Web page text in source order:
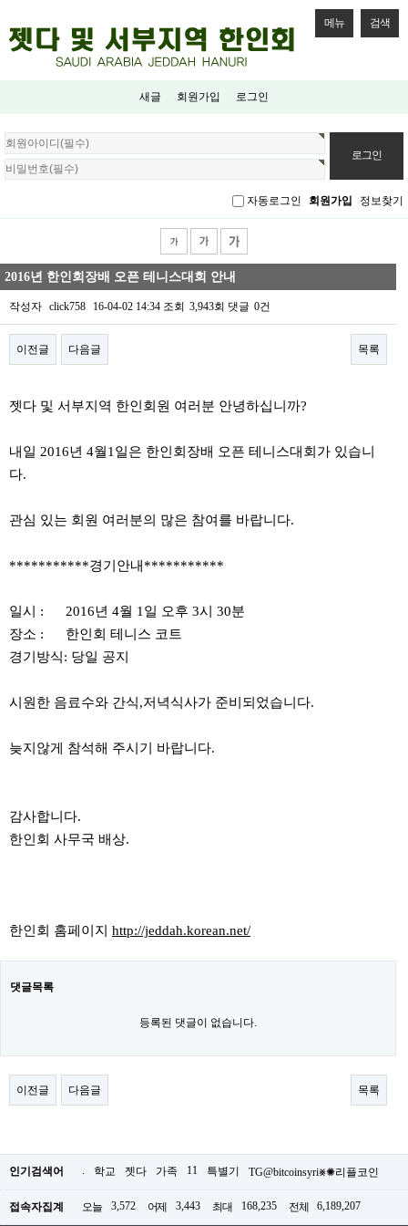
메뉴 검색
새글 회원가입 로그인
회
원
로
자동로그인 회원가입 정보찾기
2016년 한인회장배 오픈 테니스대회 안내
작성자 click758 16-04-02 14:34 조회 3,943회 댓글 0건
이전글 다음글 목록
젯다 및 서부지역 한인회원 여러분 안녕하십니까?
내일 2016년 4월1일은 한인회장배 오픈 테니스대회가 있습니
다.
관심 있는 회원 여러분의 많은 참여를 바랍니다.
***********경기안내***********
일시 : 2016년 4월 1일 오후 3시 30분
장소 : 한인회 테니스 코트
경기방식: 당일 공지
시원한 음료수와 간식,저녁식사가 준비되었습니다.
늦지않게 참석해 주시기 바랍니다.
감사합니다.
한인회 사무국 배상.
한인회 홈페이지 http://jeddah.korean.net/
댓글목록
등록된 댓글이 없습니다.
이전글 다음글 목록
인기검색어 . 학교 젯다 가족 11 특별기 TG@bitcoinsyri⨳✺리플코인
접속자집계 오늘 3,572 어제 3,443 최대 168,235 전체 6,189,207